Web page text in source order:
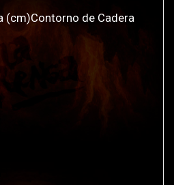
(cm)Contorno de Cadera